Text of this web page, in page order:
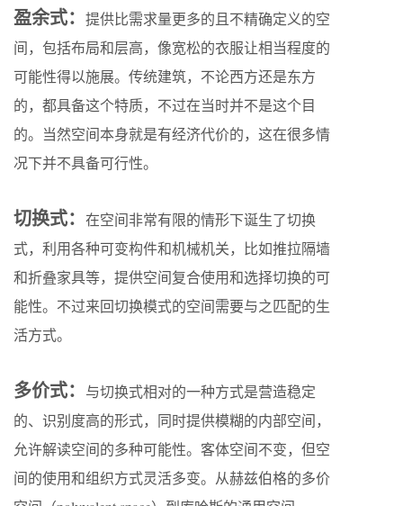
盈余式： 提供比需求量更多的且不精确定义的空
间，包括布局和层高，像宽松的衣服让相当程度的
可能性得以施展。传统建筑，不论西方还是东方
的，都具备这个特质，不过在当时并不是这个目
的。当然空间本身就是有经济代价的，这在很多情
况下并不具备可行性。
切换式： 在空间非常有限的情形下诞生了切换
式，利用各种可变构件和机械机关，比如推拉隔墙
和折叠家具等，提供空间复合使用和选择切换的可
能性。不过来回切换模式的空间需要与之匹配的生
活方式。
多价式：
与切换式相对的一种方式是营造稳定
的、识别度高的形式，同时提供模糊的内部空间，
允许解读空间的多种可能性。客体空间不变，但空
间的使用和组织方式灵活多变。从赫兹伯格的多价